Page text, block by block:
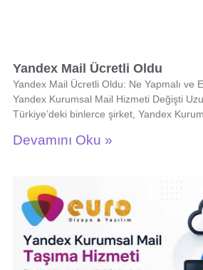
Yandex Mail Ücretli Oldu
Yandex Mail Ücretli Oldu: Ne Yapmalı ve
Yandex Kurumsal Mail Hizmeti Değişti
Türkiye’deki binlerce şirket, Yandex
Devamını Oku »